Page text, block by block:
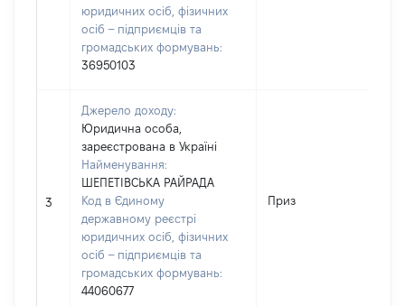
юридичних осіб, фізичних
осіб – підприємців та
громадських формувань:
36950103
3
Джерело доходу:
Юридична особа,
зареєстрована в Україні
Найменування:
ШЕПЕТІВСЬКА РАЙРАДА
Код в Єдиному
державному реєстрі
юридичних осіб, фізичних
осіб – підприємців та
громадських формувань:
44060677
Приз